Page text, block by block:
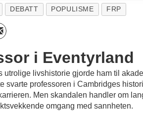
DEBATT POPULISME FRP
i Eventyrland
utrolige livshistorie gjorde ham til
svarte professoren i Cambridges
Men skandalen handler om
omgang med sannheten.